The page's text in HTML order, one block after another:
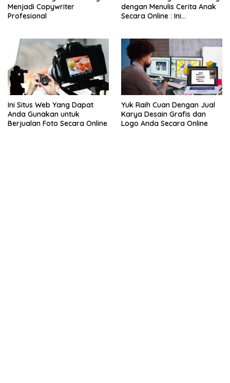
selular
Menjadi Copywriter
Profesional
dengan Menulis Cerita Anak
Secara Online : Ini
Ini Situs Web Yang Dapat
Anda Gunakan untuk
Berjualan Foto Secara Online
Yuk Raih Cuan Dengan Jual
Karya Desain Grafis dan
Logo Anda Secara Online